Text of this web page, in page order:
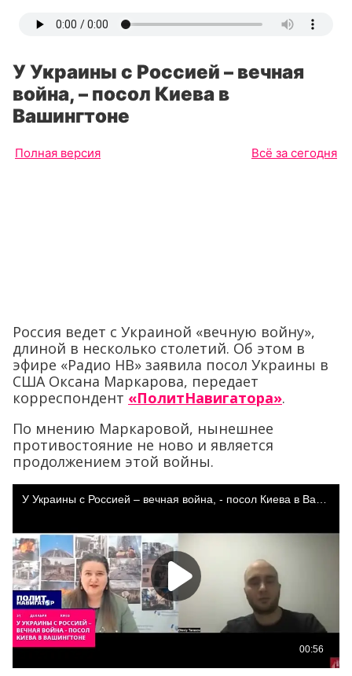
У Украины с Россией – вечная
война, – посол Киева в
Вашингтоне
Полная версия Всё за сегодня
Россия ведет с Украиной «вечную войну»,
длиной в несколько столетий. Об этом в
эфире «Радио НВ» заявила посол Украины в
США Оксана Маркарова, передает
корреспондент «ПолитНавигатора».
По мнению Маркаровой, нынешнее
противостояние не ново и является
продолжением этой войны.